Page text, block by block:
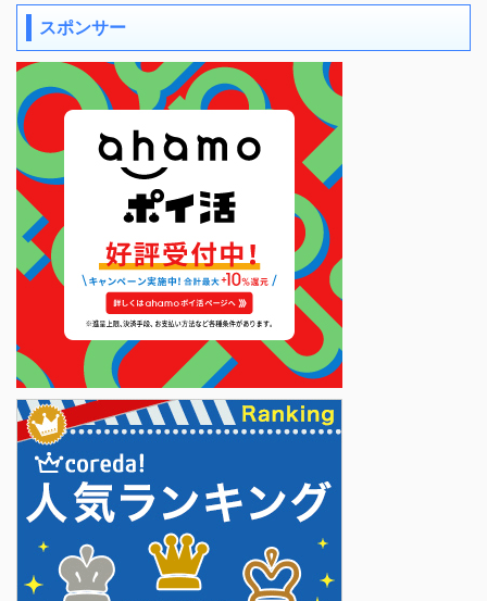
スポンサー